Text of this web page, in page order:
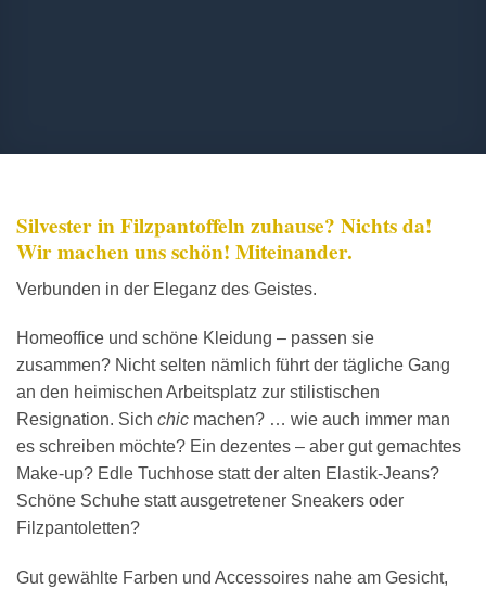
Silvester in Filzpantoffeln zuhause? Nichts da!
Wir machen uns schön! Miteinander.
Verbunden in der Eleganz des Geistes.
Homeoffice und schöne Kleidung – passen sie
zusammen? Nicht selten nämlich führt der tägliche Gang
an den heimischen Arbeitsplatz zur stilistischen
Resignation. Sich chic machen? … wie auch immer man
es schreiben möchte? Ein dezentes – aber gut gemachtes
Make-up? Edle Tuchhose statt der alten Elastik-Jeans?
Schöne Schuhe statt ausgetretener Sneakers oder
Filzpantoletten?
Gut gewählte Farben und Accessoires nahe am Gesicht,